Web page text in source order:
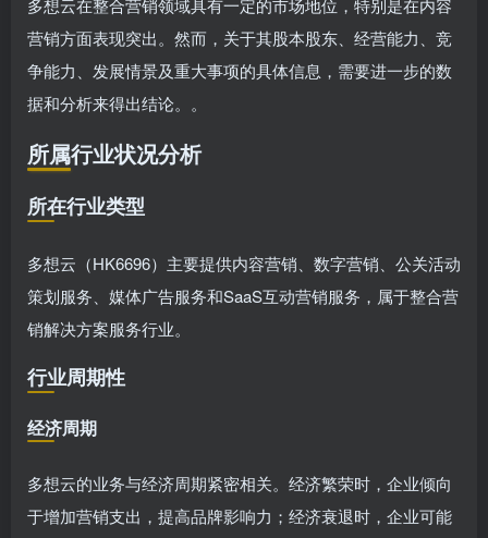
多想云在整合营销领域具有一定的市场地位，特别是在内容
营销方面表现突出。然而，关于其股本股东、经营能力、竞
争能力、发展情景及重大事项的具体信息，需要进一步的数
据和分析来得出结论。。
所属行业状况分析
所在行业类型
多想云（HK6696）主要提供内容营销、数字营销、公关活动
策划服务、媒体广告服务和SaaS互动营销服务，属于整合营
销解决方案服务行业。
行业周期性
经济周期
多想云的业务与经济周期紧密相关。经济繁荣时，企业倾向
于增加营销支出，提高品牌影响力；经济衰退时，企业可能